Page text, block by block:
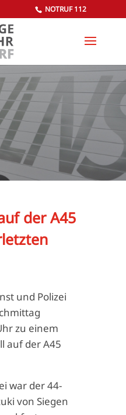
NOTRUF 112
der A45
und Polizei
zu einem
auf der A45
war der 44-
von Siegen